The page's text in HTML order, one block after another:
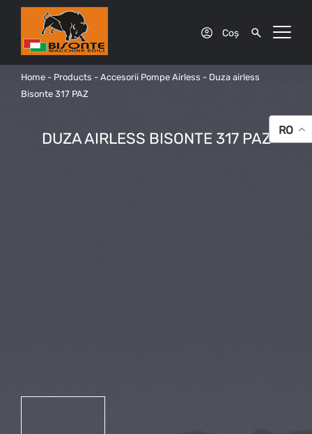
Coș
Home - Products - Accesorii Pompe Airless - Duza airless
Bisonte 317 PAZ
DUZA AIRLESS BISONTE 317 PAZ RO